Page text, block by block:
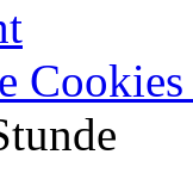
Cookies